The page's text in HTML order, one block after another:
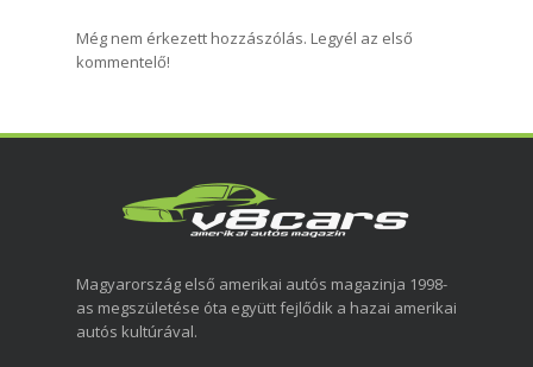
Még nem érkezett hozzászólás. Legyél az első
kommentelő!
Magyarország első amerikai autós magazinja 1998-
as megszületése óta együtt fejlődik a hazai amerikai
autós kultúrával.